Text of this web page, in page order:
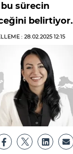
bu sürecin
belirtiyor.
: 28.02.2025 12:15